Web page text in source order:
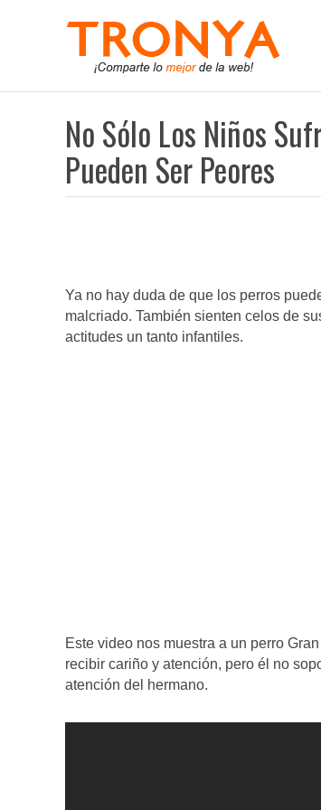
No Sólo Los Niños
Pueden Ser Peores
Ya no hay duda de que los perros
malcriado. También sienten celos de
actitudes un tanto infantiles.
Este video nos muestra a un perro
recibir cariño y atención, pero él no
atención del hermano.